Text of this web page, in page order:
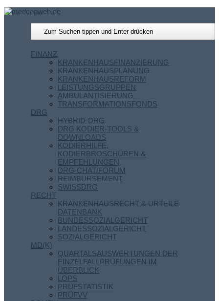
FINANZ
KRANKENHAUSFINANZIERUNG
KRANKENHAUSPLANUNG
KRANKENHAUSREFORM
LEISTUNGSGRUPPEN
AMBULANTISIERUNG
TRANSFORMATIONSFONDS
DRG
HYBRID-DRG
DRG KODIER-TOOLS &
DOWNLOADS
KODIERHILFE,
KODIERBROSCHÜREN &
EMPFEHLUNGEN
DRG-CHAT/FORUM
REIMBURSEMENT
SWISSDRG
RECHT
KRANKENHAUSRECHT & URTEILE
DATENBANK
BUNDESSOZIALGERICHT
LANDESSOZIALGERICHT
SOZIALGERICHT
MD(K)
QUARTALSAUSWERTUNGEN DER
EINZELFALLPRÜFUNGEN IM
ÜBERBLICK
LOPS
PRÜFSTATISTIK
PRÜFVV